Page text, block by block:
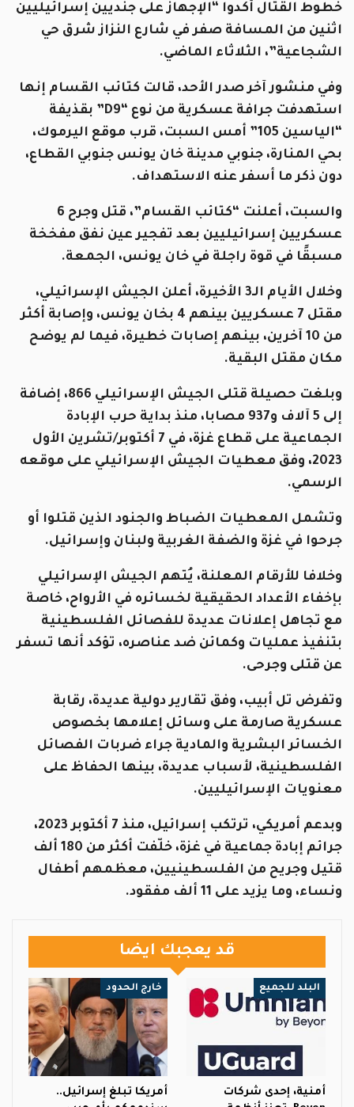
خطوط القتال أكدوا “الإجهاز على جنديين إسرائيليين
اثنين من المسافة صفر في شارع النزاز شرق حي
الشجاعية”، الثلاثاء الماضي.
وفي منشور آخر صدر الأحد، قالت كتائب القسام إنها
استهدفت جرافة عسكرية من نوع “D9” بقذيفة
“الياسين 105” أمس السبت، قرب موقع اليرموك،
بحي المنارة، جنوبي مدينة خان يونس جنوبي القطاع،
دون ذكر ما أسفر عنه الاستهداف.
والسبت، أعلنت “كتائب القسام”، قتل وجرح 6
عسكريين إسرائيليين بعد تفجير عين نفق مفخخة
مسبقًا في قوة راجلة في خان يونس، الجمعة.
وخلال الأيام الـ3 الأخيرة، أعلن الجيش الإسرائيلي،
مقتل 7 عسكريين بينهم 4 بخان يونس، وإصابة أكثر
من 10 آخرين، بينهم إصابات خطيرة، فيما لم يوضح
مكان مقتل البقية.
وبلغت حصيلة قتلى الجيش الإسرائيلي 866، إضافة
إلى 5 آلاف و937 مصابا، منذ بداية حرب الإبادة
الجماعية على قطاع غزة، في 7 أكتوبر/تشرين الأول
2023، وفق معطيات الجيش الإسرائيلي على موقعه
الرسمي.
وتشمل المعطيات الضباط والجنود الذين قتلوا أو
جرحوا في غزة والضفة الغربية ولبنان وإسرائيل.
وخلافا للأرقام المعلنة، يُتهم الجيش الإسرائيلي
بإخفاء الأعداد الحقيقية لخسائره في الأرواح، خاصة
مع تجاهل إعلانات عديدة للفصائل الفلسطينية
بتنفيذ عمليات وكمائن ضد عناصره، تؤكد أنها تسفر
عن قتلى وجرحى.
وتفرض تل أبيب، وفق تقارير دولية عديدة، رقابة
عسكرية صارمة على وسائل إعلامها بخصوص
الخسائر البشرية والمادية جراء ضربات الفصائل
الفلسطينية، لأسباب عديدة، بينها الحفاظ على
معنويات الإسرائيليين.
وبدعم أمريكي، ترتكب إسرائيل، منذ 7 أكتوبر 2023،
جرائم إبادة جماعية في غزة، خلّفت أكثر من 180 ألف
قتيل وجريح من الفلسطينيين، معظمهم أطفال
ونساء، وما يزيد على 11 ألف مفقود.
قد يعجبك ايضا
البلد للجميع
أمنية، إحدى شركات
خارج الحدود
أمريكا تبلغ إسرائيل..